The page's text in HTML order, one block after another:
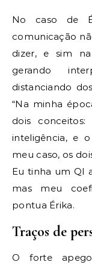
No caso de
comunicação
dizer, e sim
gerando
distanciando
“Na minha
dois
inteligência, e
meu caso, os
Eu tinha um QI
mas meu
pontua Érika.
Traços de
O forte